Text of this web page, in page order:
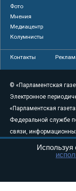
Фото
Мнения
Медиацентр
Колумнисты
Контакты
© «Парламентская
Электронное
«Парламентская
Федеральной службе
связи,
августа 2011 года. 18+
Свидетельство о
Используя